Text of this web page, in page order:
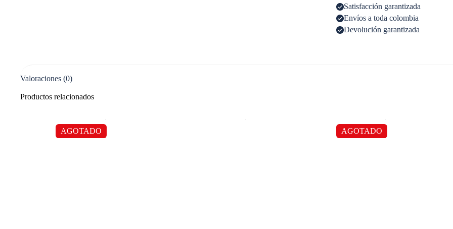
Satisfacción garantizada
Envíos a toda colombia
Devolución garantizada
Valoraciones (0)
Productos relacionados
AGOTADO AGOTADO